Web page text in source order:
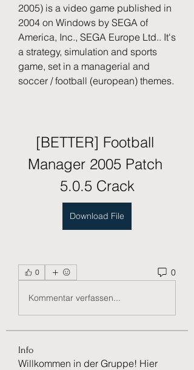
2005) is a video game published in
2004 on Windows by SEGA of
America, Inc., SEGA Europe Ltd.. It's
a strategy, simulation and sports
game, set in a managerial and
soccer / football (european) themes.
[BETTER] Football
Manager 2005 Patch
5.0.5 Crack
Download File
0 0
Kommentar verfassen...
Info
Willkommen in der Gruppe! Hier